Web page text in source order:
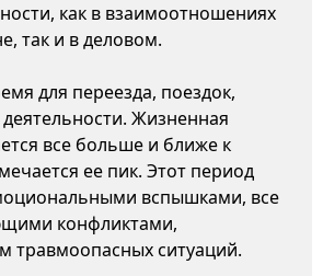
как в взаимоотношениях
так и в деловом.
для переезда, поездок,
Жизненная
все больше и ближе к
ее пик. Этот период
вспышками, все
конфликтами,
травмоопасных ситуаций.